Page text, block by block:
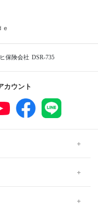
保険会社 DSR-735
カウント